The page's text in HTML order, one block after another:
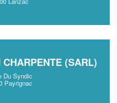
(SARL)
Du Syndic
Payrignac